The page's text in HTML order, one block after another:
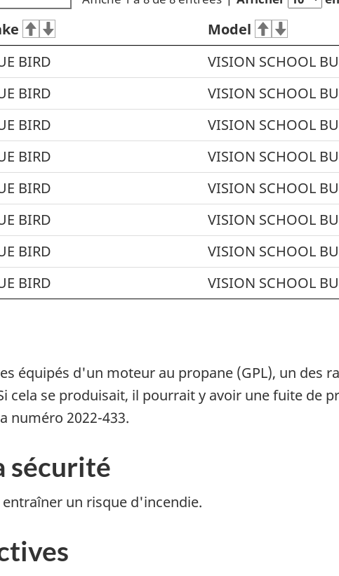
Model
BIRD
VISION SCHOOL
BIRD
VISION SCHOOL
BIRD
VISION SCHOOL
BIRD
VISION SCHOOL
BIRD
VISION SCHOOL
BIRD
VISION SCHOOL
BIRD
VISION SCHOOL
BIRD VISION SCHOOL
équipés d'un moteur au propane (GPL), un des
cela se produisait, il pourrait y avoir une fuite de
numéro 2022-433.
sécurité
un risque d'incendie.